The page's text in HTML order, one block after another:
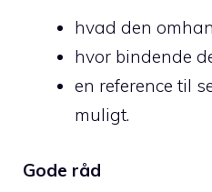
hvad den
hvor bindende
en reference til
muligt.
Gode råd